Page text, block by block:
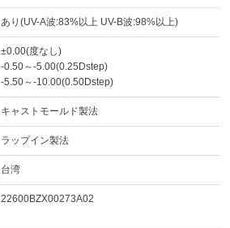
あり(UV-A波:83%以上 UV-B波:98%以上)
±0.00(度なし)
-0.50～-5.00(0.25Dstep)
-5.50～-10.00(0.50Dstep)
キャストモールド製法
ラップイン製法
台湾
22600BZX00273A02